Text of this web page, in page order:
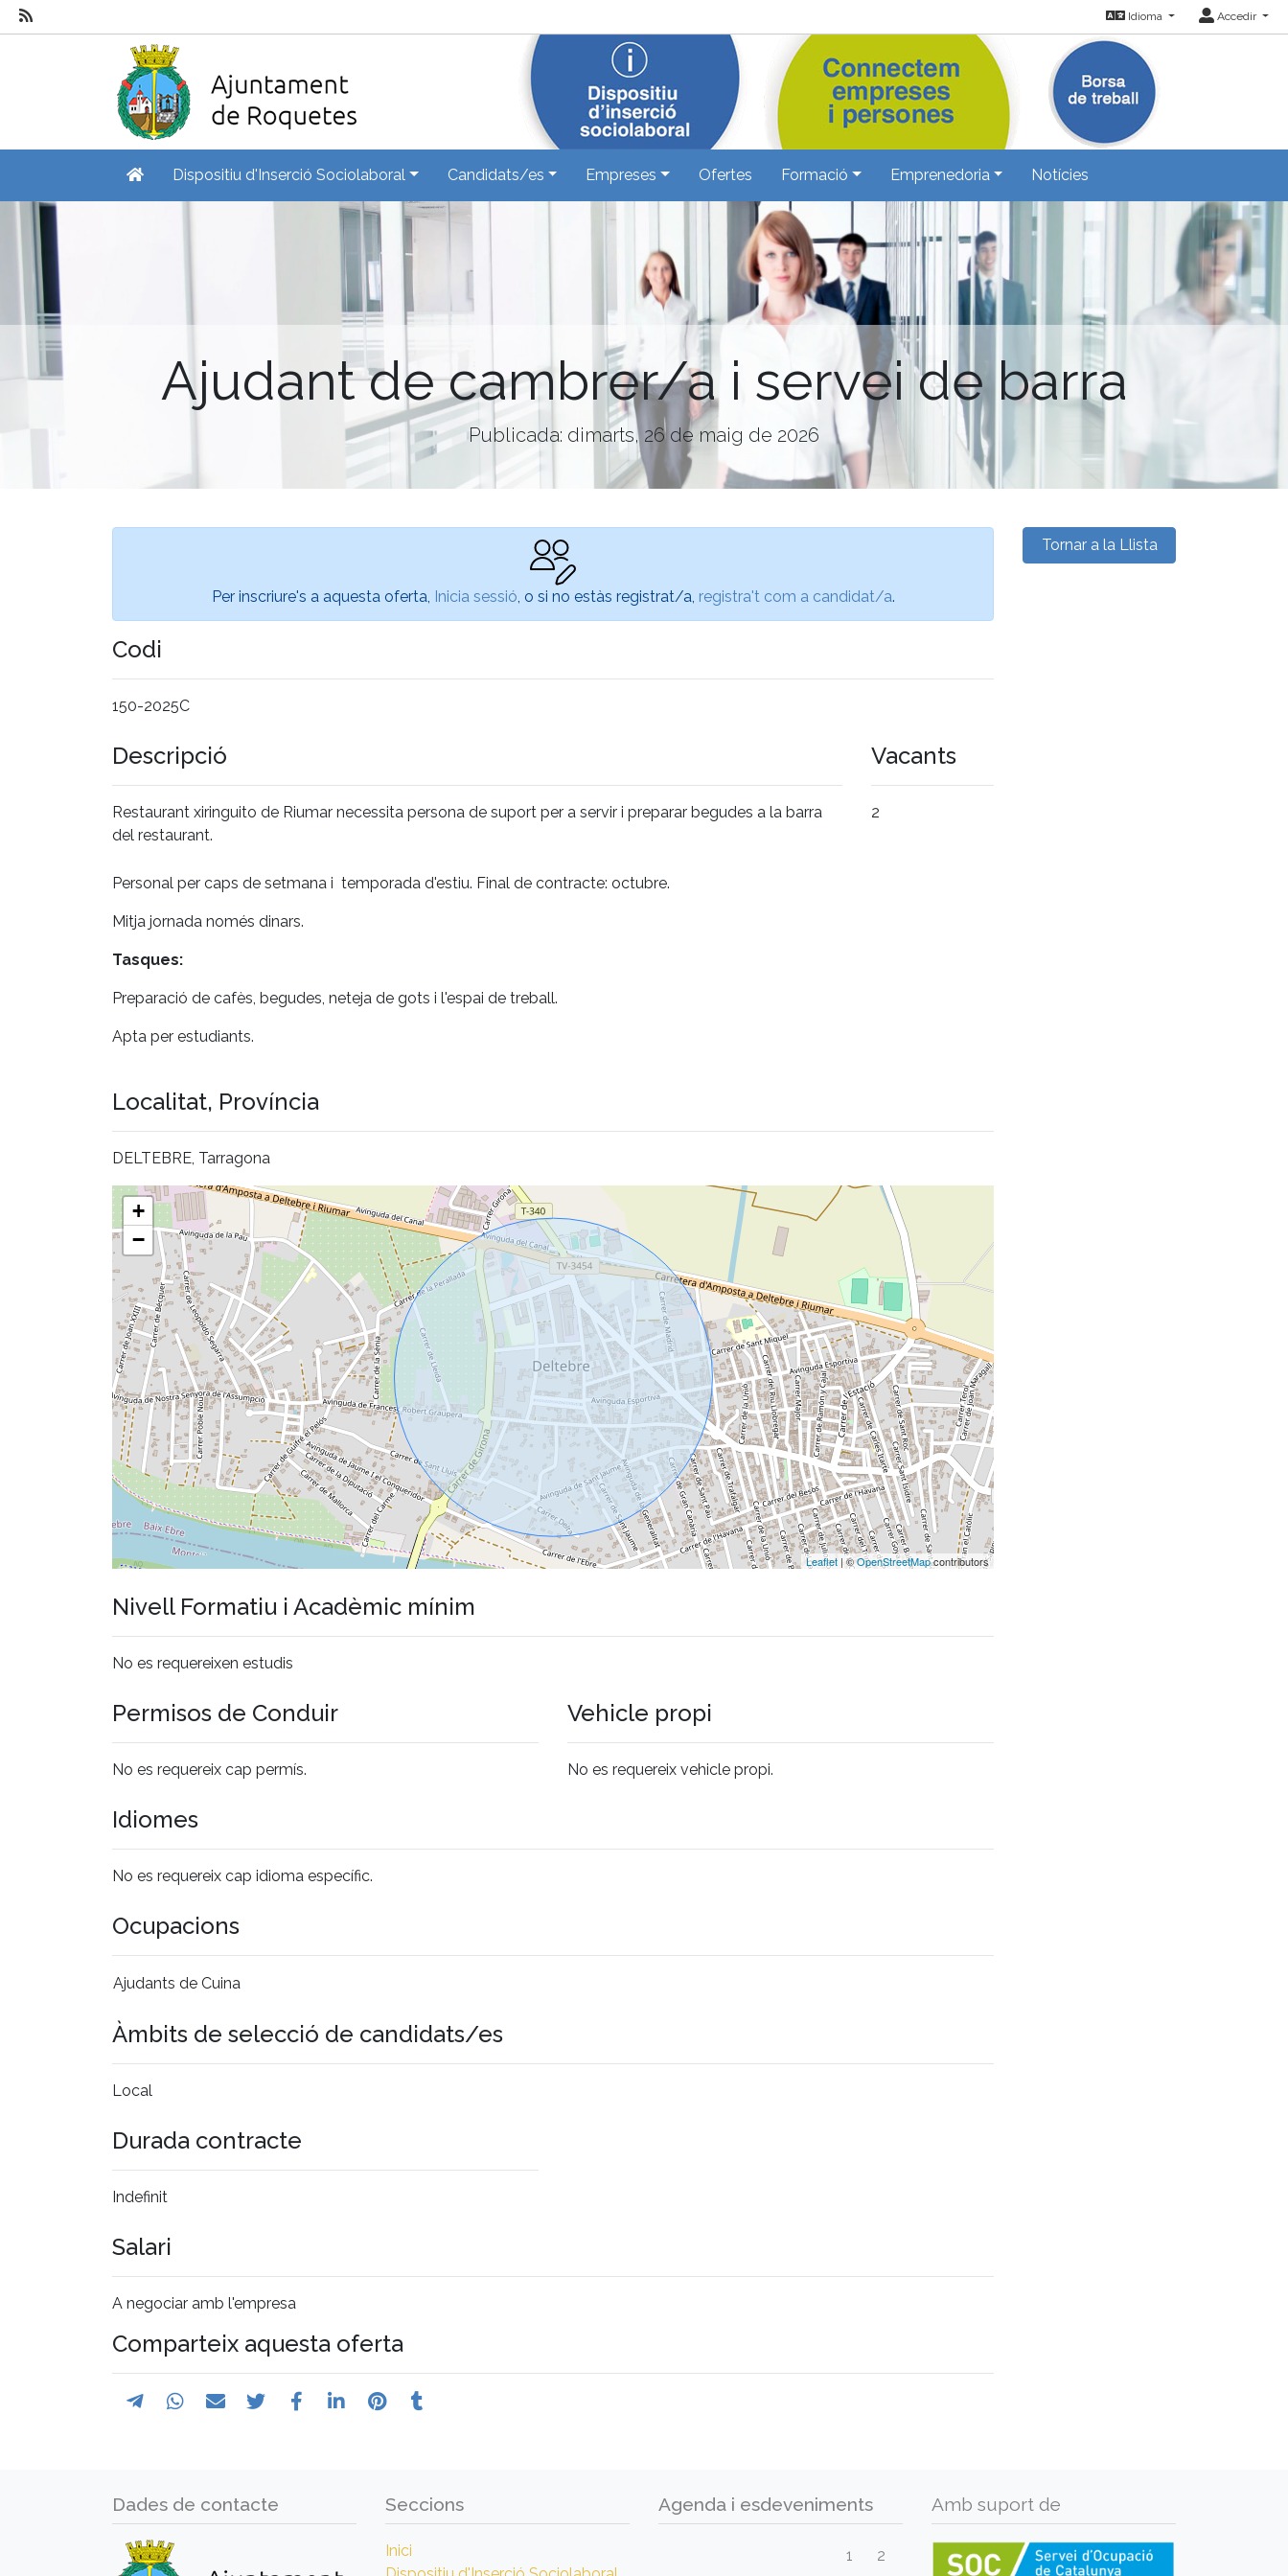
Idioma Accedir
Dispositiu d'Inserció Sociolaboral Candidats/es Empreses Ofertes Formació Emprenedoria Notícies
Ajudant de cambrer/a i servei de barra
Publicada: dimarts, 26 de maig de 2026
Per inscriure's a aquesta oferta, Inicia sessió , o si no estàs registrat/a, registra't com a candidat/a.
Codi
150-2025C
Descripció
Restaurant xiringuito de Riumar necessita persona de suport per a servir i preparar begudes a la barra
del restaurant.
Vacants
2
Personal per caps de setmana i temporada d'estiu. Final de contracte: octubre.
Mitja jornada només dinars.
Tasques:
Preparació de cafès, begudes, neteja de gots i l'espai de treball.
Apta per estudiants.
Localitat, Província
DELTEBRE, Tarragona
+
−
Leaflet | ©OpenStreetMapcontributors
Nivell Formatiu i Acadèmic mínim
No es requereixen estudis
Permisos de Conduir
No es requereix cap permís.
Vehicle propi
No es requereix vehicle propi.
Idiomes
No es requereix cap idioma específic.
Ocupacions
Ajudants de Cuina
Àmbits de selecció de candidats/es
Local
Durada contracte
Indefinit
Salari
A negociar amb l'empresa
Comparteix aquesta oferta
Tornar a la Llista
Dades de contacte Seccions
Inici
Agenda i esdeveniments
1 2
Amb suport de